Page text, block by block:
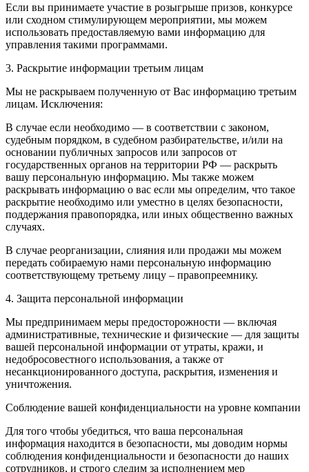
Если вы принимаете участие в розыгрыше призов, конкурсе
или сходном стимулирующем мероприятии, мы можем
использовать предоставляемую вами информацию для
управления такими программами.
3. Раскрытие информации третьим лицам
Мы не раскрываем полученную от Вас информацию третьим
лицам. Исключения:
В случае если необходимо — в соответствии с законом,
судебным порядком, в судебном разбирательстве, и/или на
основании публичных запросов или запросов от
государственных органов на территории РФ — раскрыть
вашу персональную информацию. Мы также можем
раскрывать информацию о вас если мы определим, что такое
раскрытие необходимо или уместно в целях безопасности,
поддержания правопорядка, или иных общественно важных
случаях.
В случае реорганизации, слияния или продажи мы можем
передать собираемую нами персональную информацию
соответствующему третьему лицу – правопреемнику.
4. Защита персональной информации
Мы предпринимаем меры предосторожности — включая
административные, технические и физические — для защиты
вашей персональной информации от утраты, кражи, и
недобросовестного использования, а также от
несанкционированного доступа, раскрытия, изменения и
уничтожения.
Соблюдение вашей конфиденциальности на уровне компании
Для того чтобы убедиться, что ваша персональная
информация находится в безопасности, мы доводим нормы
соблюдения конфиденциальности и безопасности до наших
сотрудников, и строго следим за исполнением мер